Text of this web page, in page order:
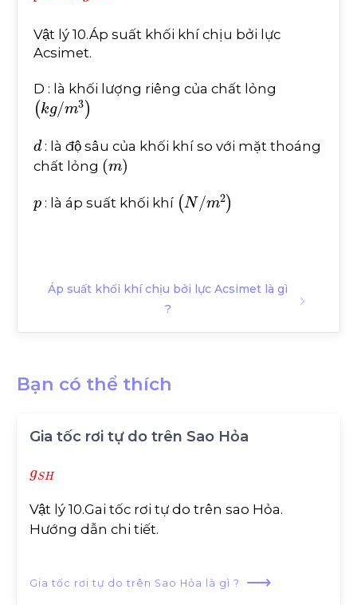
Vật lý 10.Áp suất khối khí chịu bởi lực
Acsimet.
D : là khối lượng riêng của chất lỏng
kg /m3
d: là độ sâu của khối khí so với mặt thoáng
chất lỏng m
: là áp suất khối khí N/m 2
Áp suất khối khí chịu bởi lực Acsimet là gì
?
Bạn có thể thích
Gia tốc rơi tự do trên Sao Hỏa
Vật lý 10.Gai tốc rơi tự do trên sao Hỏa.
Hướng dẫn chi tiết.
Gia tốc rơi tự do trên Sao Hỏa là gì ? ⟶